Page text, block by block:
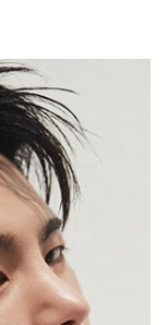
고 있습니다.